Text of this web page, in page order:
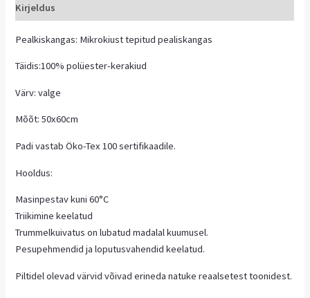
Kirjeldus
Pealkiskangas: Mikrokiust tepitud pealiskangas
Täidis:100% polüester-kerakiud
Värv: valge
Mõõt: 50x60cm
Padi vastab Öko-Tex 100 sertifikaadile.
Hooldus:
Masinpestav kuni 60°C
Triikimine keelatud
Trummelkuivatus on lubatud madalal kuumusel.
Pesupehmendid ja loputusvahendid keelatud.
Piltidel olevad värvid võivad erineda natuke reaalsetest toonidest.